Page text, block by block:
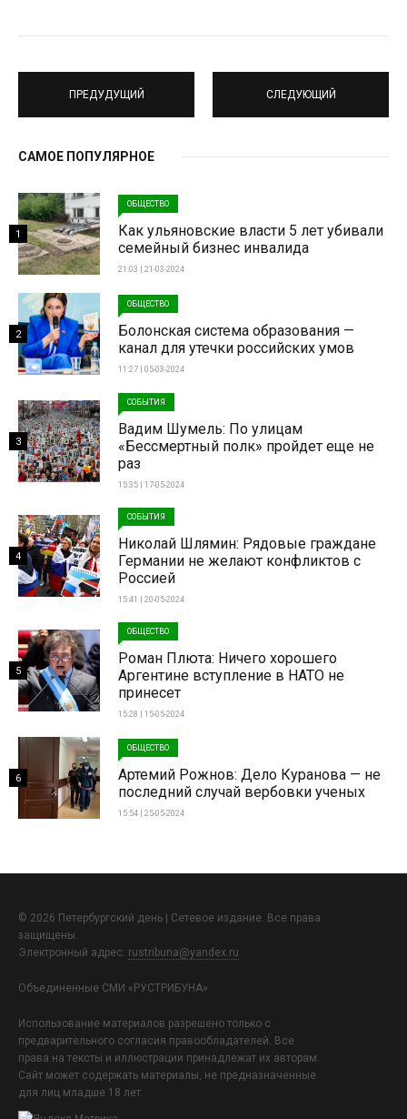
ПРЕДУДУЩИЙ СЛЕДУЮЩИЙ
САМОЕ ПОПУЛЯРНОЕ
ОБЩЕСТВО
Как ульяновские власти 5 лет убивали
семейный бизнес инвалида
21:03 | 21-03-2024
1
ОБЩЕСТВО
Болонская система образования —
канал для утечки российских умов
11:27 | 05-03-2024
2
СОБЫТИЯ
Вадим Шумель: По улицам
«Бессмертный полк» пройдет еще не
раз
15:35 | 17-05-2024
3
СОБЫТИЯ
Николай Шлямин: Рядовые граждане
Германии не желают конфликтов с
Россией
15:41 | 20-05-2024
4
ОБЩЕСТВО
Роман Плюта: Ничего хорошего
Аргентине вступление в НАТО не
принесет
15:28 | 15-05-2024
5
ОБЩЕСТВО
Артемий Рожнов: Дело Куранова — не
последний случай вербовки ученых
15:54 | 25-05-2024
6
© 2026 Петербургский день | Сетевое издание. Все права
защищены.
Электронный адрес: rustribuna@yandex.ru
Объединенные СМИ «РУСТРИБУНА»
Использование материалов разрешено только с
предварительного согласия правообладателей. Все
права на тексты и иллюстрации принадлежат их авторам.
Сайт может содержать материалы, не предназначенные
для лиц младше 18 лет.